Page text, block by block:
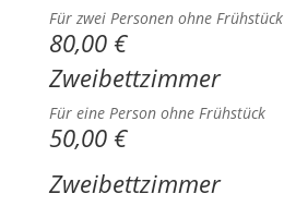
Für zwei Personen ohne Frühstück
80,00 €
Zweibettzimmer
Für eine Person ohne Frühstück
50,00 €
Zweibettzimmer